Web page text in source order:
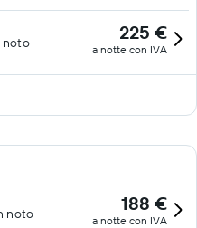
noto 225 €
a notte con IVA
noto 188 €
a notte con IVA